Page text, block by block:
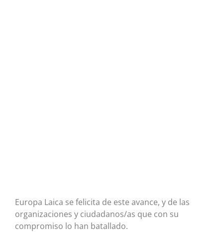
Europa Laica se felicita de este avance, y de las
organizaciones y ciudadanos/as que con su
compromiso lo han batallado.